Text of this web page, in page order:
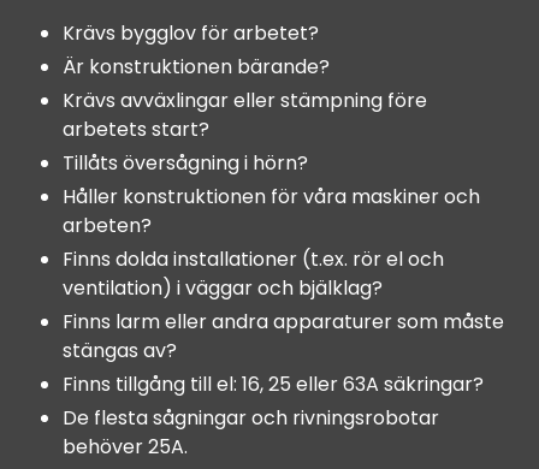
Krävs bygglov för arbetet?
Är konstruktionen bärande?
Krävs avväxlingar eller stämpning före
arbetets start?
Tillåts översågning i hörn?
Håller konstruktionen för våra maskiner och
arbeten?
Finns dolda installationer (t.ex. rör el och
ventilation) i väggar och bjälklag?
Finns larm eller andra apparaturer som måste
stängas av?
Finns tillgång till el: 16, 25 eller 63A säkringar?
De flesta sågningar och rivningsrobotar
behöver 25A.